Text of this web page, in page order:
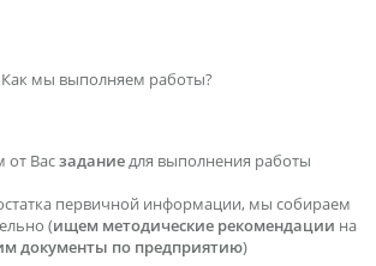
Как мы выполняем работы?
от Васзаданиедля выполнения работы
первичной информации, мы собираем
(ищем методические рекомендации на
документы по предприятию)